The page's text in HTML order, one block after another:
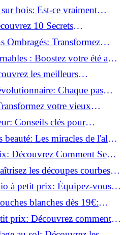
bois: Est-ce vraiment
10 Secrets
un Bien-être Optimal!
Ombragés: Transformez
Verte!: Boostez votre été avec
les meilleurs
Chaque pas
votre vieux
un clin d'œil!
Conseils clés pour
éclairage!
beauté: Les miracles de l'aloe
Découvrez Comment Se
de 35€!
les découpes courbes
à petit prix: Équipez-vous
blanches dès 19€:
offres!
prix: Découvrez comment
de 50€!